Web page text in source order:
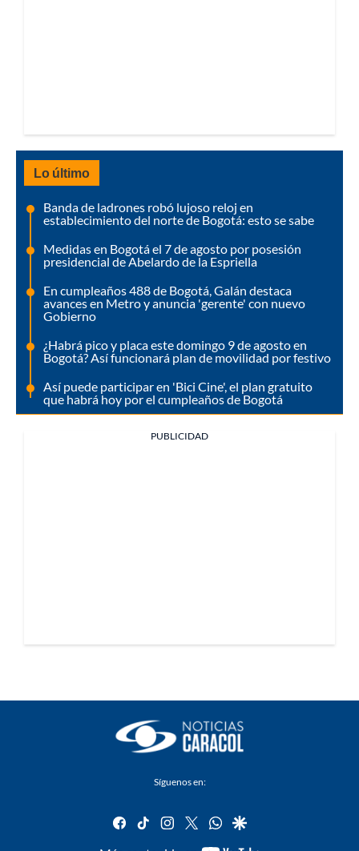
Lo último
Banda de ladrones robó lujoso reloj en
establecimiento del norte de Bogotá: esto se sabe
Medidas en Bogotá el 7 de agosto por posesión
presidencial de Abelardo de la Espriella
En cumpleaños 488 de Bogotá, Galán destaca
avances en Metro y anuncia 'gerente' con nuevo
Gobierno
¿Habrá pico y placa este domingo 9 de agosto en
Bogotá? Así funcionará plan de movilidad por festivo
Así puede participar en 'Bici Cine', el plan gratuito
que habrá hoy por el cumpleaños de Bogotá
PUBLICIDAD
Síguenos en:
facebook
tiktok instagram
twitterwhatsapp
google